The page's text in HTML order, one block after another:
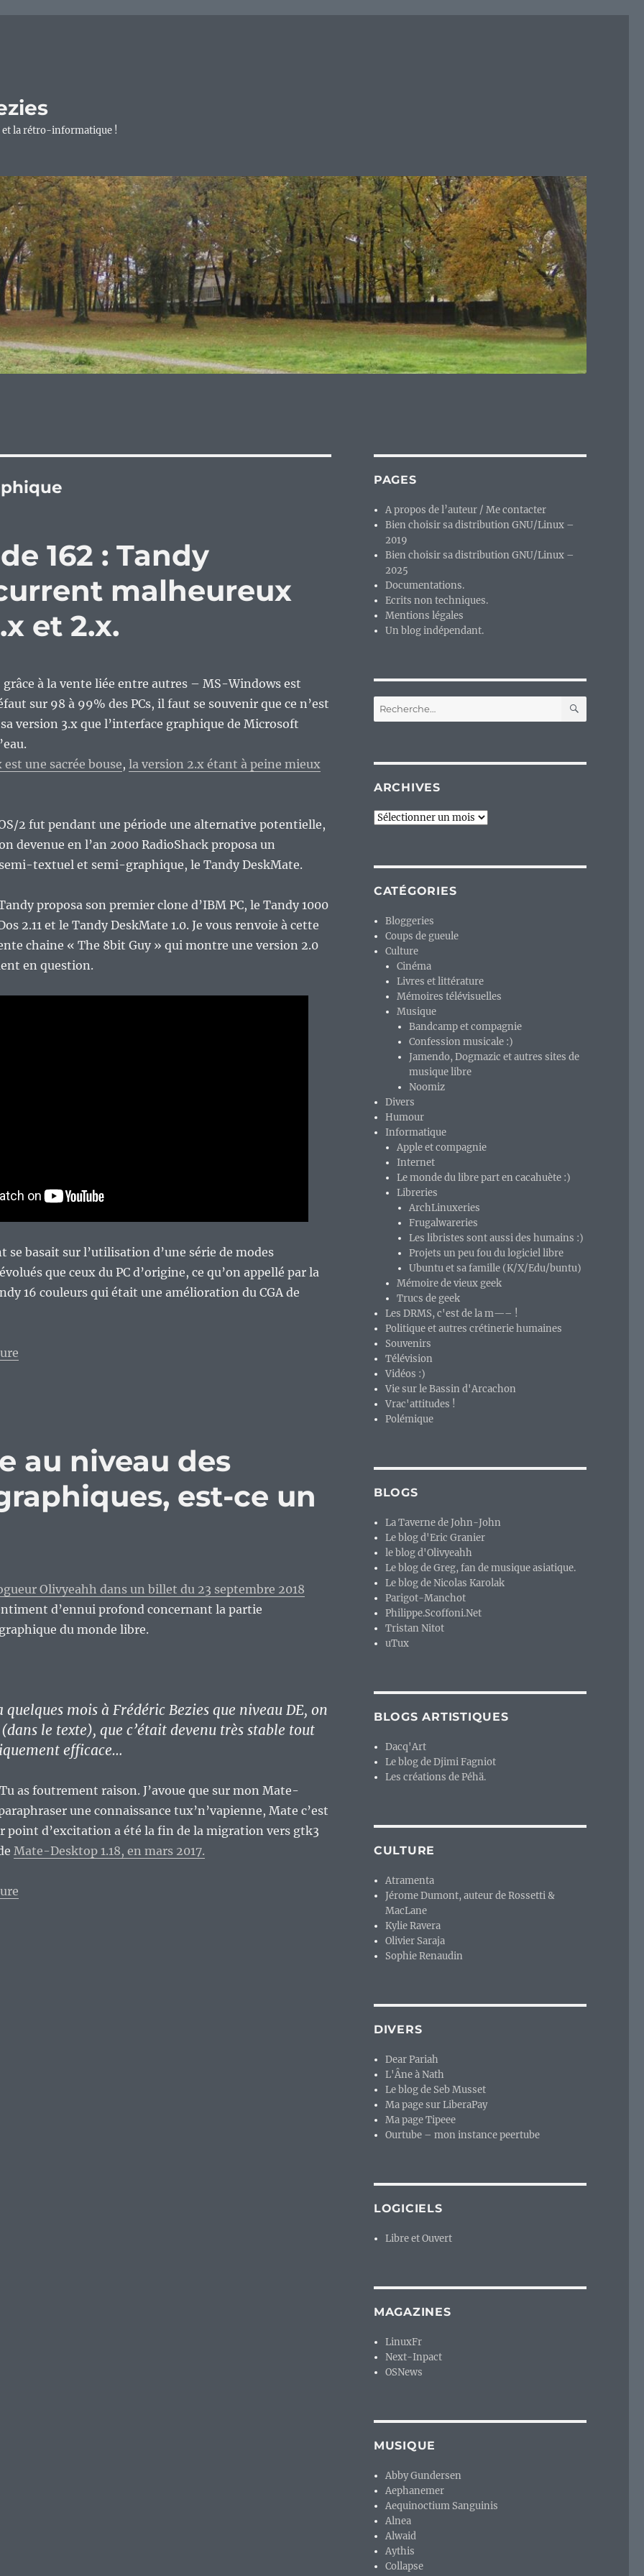
et la rétro-informatique !
162 : Tandy
malheureux
et 2.x.
grâce à la vente liée entre autres – MS-Windows est
sur 98 à 99% des PCs, il faut se souvenir que ce n’est
sa version 3.x que l’interface graphique de Microsoft
une sacrée bouse, la version 2.x étant à peine mieux
2 fut pendant une période une alternative potentielle,
devenue en l’an 2000 RadioShack proposa un
textuel et semi-graphique, le Tandy DeskMate.
proposa son premier clone d’IBM PC, le Tandy 1000
2.11 et le Tandy DeskMate 1.0. Je vous renvoie à cette
chaine « The 8bit Guy » qui montre une version 2.0
en question.
se basait sur l’utilisation d’une série de modes
que ceux du PC d’origine, ce qu’on appellé par la
16 couleurs qui était une amélioration du CGA de
de « Vieux Geek, épisode 162 : Tandy DeskMate, le concurrent malheureux de MS-Windows 1.x et 2.x. »
au niveau des
est-ce un
Olivyeahh dans un billet du 23 septembre 2018
d’ennui profond concernant la partie
du monde libre.
quelques mois à Frédéric Bezies que niveau DE, on
le texte), que c’était devenu très stable tout
efficace…
as foutrement raison. J’avoue que sur mon Mate-
une connaissance tux’n’vapienne, Mate c’est
point d’excitation a été la fin de la migration vers gtk3
Mate-Desktop 1.18, en mars 2017.
de « S’emmerder ferme au niveau des environnements graphiques, est-ce un mal ? »
PAGES
A propos de l’auteur / Me contacter
Bien choisir sa distribution GNU/Linux –
2019
Bien choisir sa distribution GNU/Linux –
2025
Documentations.
Ecrits non techniques.
Mentions légales
Un blog indépendant.
Recherche
pour :
ARCHIVES
Archives
CATÉGORIES
Bloggeries
Coups de gueule
Culture
Cinéma
Livres et littérature
Mémoires télévisuelles
Musique
Bandcamp et compagnie
Confession musicale :)
Jamendo, Dogmazic et autres sites de
musique libre
Noomiz
Divers
Humour
Informatique
Apple et compagnie
Internet
Le monde du libre part en cacahuète :)
Libreries
ArchLinuxeries
Frugalwareries
Les libristes sont aussi des humains :)
Projets un peu fou du logiciel libre
Ubuntu et sa famille (K/X/Edu/buntu)
Mémoire de vieux geek
Trucs de geek
Les DRMS, c'est de la m—– !
Politique et autres crétinerie humaines
Souvenirs
Télévision
Vidéos :)
Vie sur le Bassin d'Arcachon
Vrac'attitudes !
Polémique
BLOGS
La Taverne de John-John
Le blog d'Eric Granier
le blog d'Olivyeahh
Le blog de Greg, fan de musique asiatique.
Le blog de Nicolas Karolak
Parigot-Manchot
Philippe.Scoffoni.Net
Tristan Nitot
uTux
BLOGS ARTISTIQUES
Dacq'Art
Le blog de Djimi Fagniot
Les créations de Péhä.
CULTURE
Atramenta
Jérome Dumont, auteur de Rossetti &
MacLane
Kylie Ravera
Olivier Saraja
Sophie Renaudin
DIVERS
Dear Pariah
L'Âne à Nath
Le blog de Seb Musset
Ma page sur LiberaPay
Ma page Tipeee
Ourtube – mon instance peertube
LOGICIELS
Libre et Ouvert
MAGAZINES
LinuxFr
Next-Inpact
OSNews
MUSIQUE
Abby Gundersen
Aephanemer
Aequinoctium Sanguinis
Alnea
Alwaid
Aythis
Collapse